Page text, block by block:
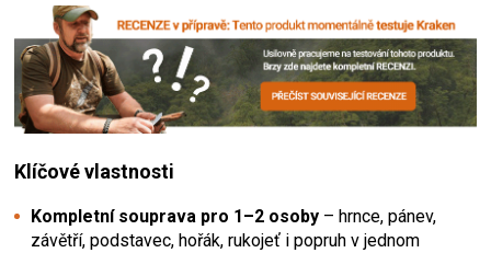
Klíčové vlastnosti
Kompletní souprava pro 1–2 osoby – hrnce, pánev,
závětří, podstavec, hořák, rukojeť i popruh v jednom